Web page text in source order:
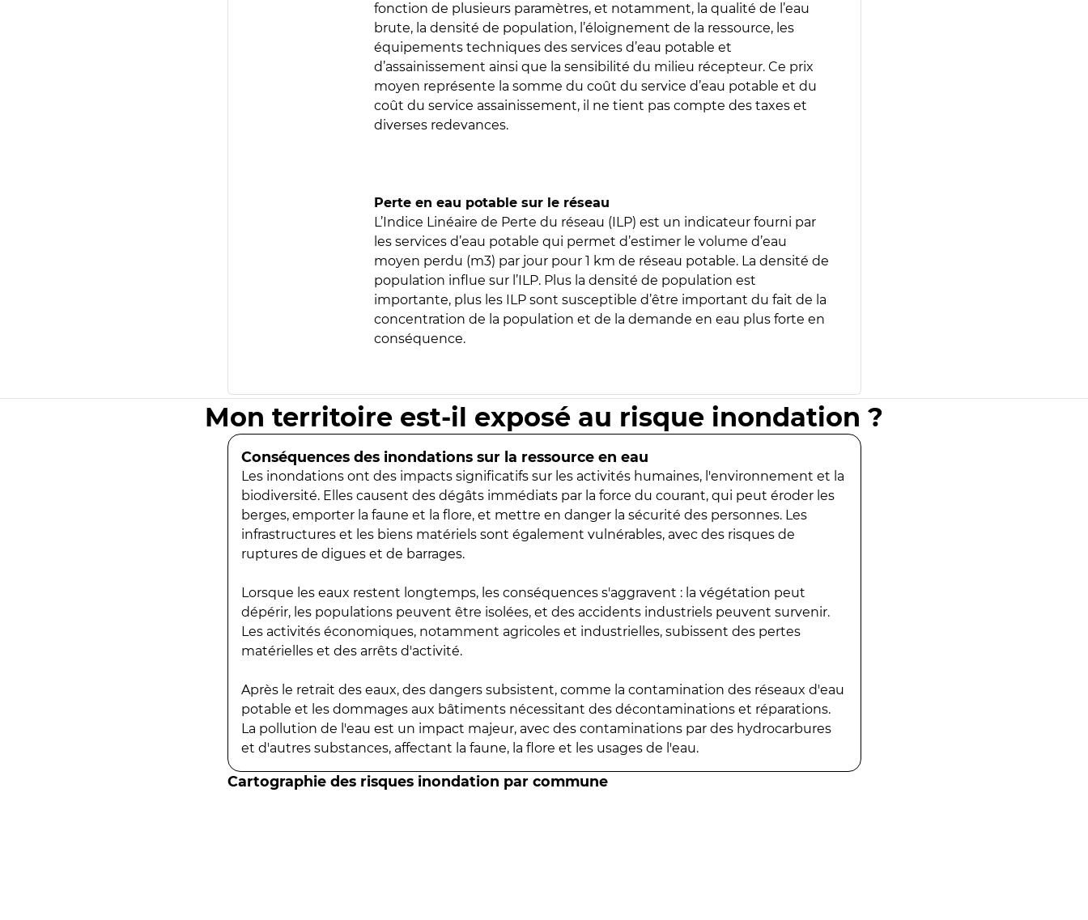
fonction de plusieurs paramètres, et notamment, la qualité de l’eau
brute, la densité de population, l’éloignement de la ressource, les
équipements techniques des services d’eau potable et
d’assainissement ainsi que la sensibilité du milieu récepteur. Ce prix
moyen représente la somme du coût du service d’eau potable et du
coût du service assainissement, il ne tient pas compte des taxes et
diverses redevances.
Perte en eau potable sur le réseau
L’Indice Linéaire de Perte du réseau (ILP) est un indicateur fourni par
les services d’eau potable qui permet d’estimer le volume d’eau
moyen perdu (m3) par jour pour 1 km de réseau potable. La densité de
population influe sur l’ILP. Plus la densité de population est
importante, plus les ILP sont susceptible d’être important du fait de la
concentration de la population et de la demande en eau plus forte en
conséquence.
Mon territoire est-il exposé au risque inondation ?
Conséquences des inondations sur la ressource en eau
Les inondations ont des impacts significatifs sur les activités humaines, l'environnement et la
biodiversité. Elles causent des dégâts immédiats par la force du courant, qui peut éroder les
berges, emporter la faune et la flore, et mettre en danger la sécurité des personnes. Les
infrastructures et les biens matériels sont également vulnérables, avec des risques de
ruptures de digues et de barrages.
Lorsque les eaux restent longtemps, les conséquences s'aggravent : la végétation peut
dépérir, les populations peuvent être isolées, et des accidents industriels peuvent survenir.
Les activités économiques, notamment agricoles et industrielles, subissent des pertes
matérielles et des arrêts d'activité.
Après le retrait des eaux, des dangers subsistent, comme la contamination des réseaux d'eau
potable et les dommages aux bâtiments nécessitant des décontaminations et réparations.
La pollution de l'eau est un impact majeur, avec des contaminations par des hydrocarbures
et d'autres substances, affectant la faune, la flore et les usages de l'eau.
Cartographie des risques inondation par commune